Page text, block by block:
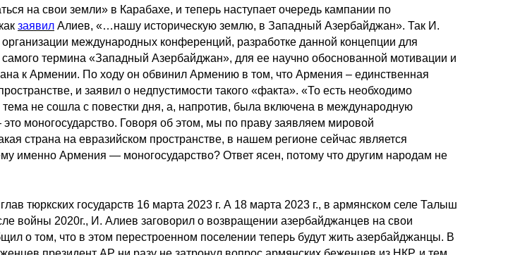
на свои земли» в Карабахе, и теперь наступает очередь кампании по
заявил Алиев, «…нашу историческую землю, в Западный Азербайджан». Так И.
международных конференций, разработке данной концепции для
термина «Западный Азербайджан», для ее научно обоснованной мотивации и
к Армении. По ходу он обвинил Армению в том, что Армения – единственная
и заявил о недпустимости такого «факта». «То есть необходимо
не сошла с повестки дня, а, напротив, была включена в международную
моногосударство. Говоря об этом, мы по праву заявляем мировой
страна на евразийском пространстве, в нашем регионе сейчас является
именно Армения — моногосударство? Ответ ясен, потому что другим народам не
тюркских государств 16 марта 2023 г. А 18 марта 2023 г., в армянском селе Талыш
войны 2020г., И. Алиев заговорил о возвращении азербайджанцев на свои
о том, что в этом перестроенном поселении теперь будут жить азербайджанцы. В